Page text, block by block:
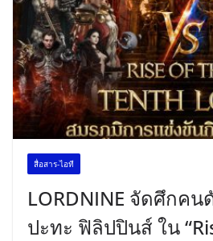
สื่อสาร-ไอที
LORDNINE จัดศึกคน
ปะทะ ฟิลิปปินส์ ใน